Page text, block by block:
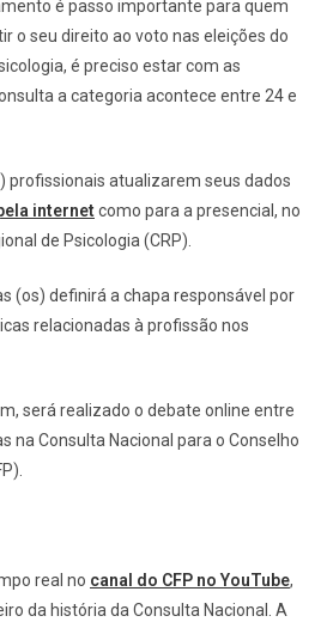
é passo importante para quem
o seu direito ao voto nas eleições do
é preciso estar com as
a categoria acontece entre 24 e
profissionais atualizarem seus dados
internet como para a presencial, no
de Psicologia (CRP).
(os) definirá a chapa responsável por
relacionadas à profissão nos
será realizado o debate online entre
na Consulta Nacional para o Conselho
real no canal do CFP no YouTube,
da história da Consulta Nacional. A